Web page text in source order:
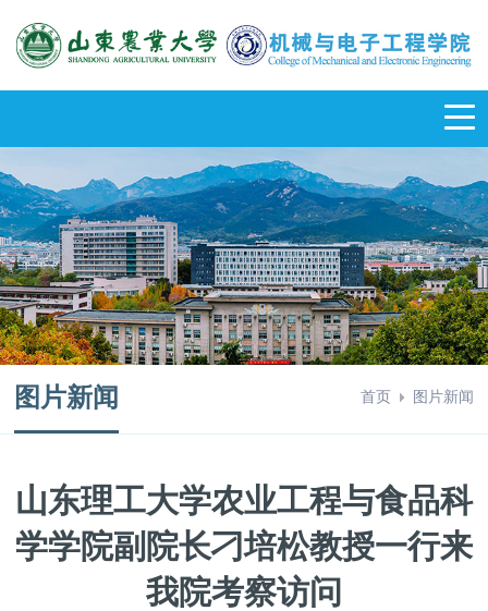
图片新闻 首页 图片新闻
山东理工大学农业工程与食品科
学学院副院长刁培松教授一行来
我院考察访问